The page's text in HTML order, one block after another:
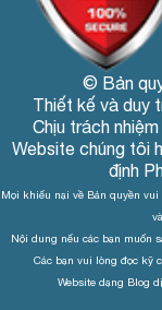
© Bản
Thiết kế và duy
Chịu trách
Website chúng tôi
định
Mọi khiếu nại về Bản quyền
Nội dung nếu các bạn muốn
Các bạn vui lòng đọc kỹ
Website dạng Blog